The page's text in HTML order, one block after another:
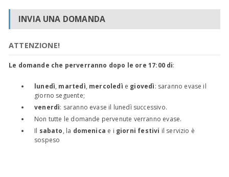
INVIA UNA DOMANDA
ATTENZIONE!
Le domande che perverranno dopo le ore 17:00 di:
lunedì, martedì, mercoledì e giovedì: saranno evase il
giorno seguente;
venerdì: saranno evase il lunedì successivo.
Non tutte le domande pervenute verranno evase.
Il sabato, la domenica e i giorni festivi il servizio è
sospeso